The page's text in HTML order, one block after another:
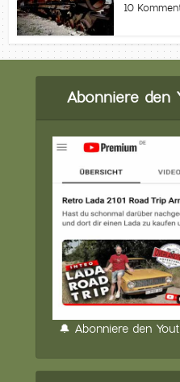
10
Abonniere den
🔔 Abonniere den